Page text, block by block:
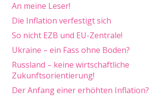
An meine Leser!
Die Inflation verfestigt sich
So nicht EZB und EU-Zentrale!
Ukraine – ein Fass ohne Boden?
Russland – keine wirtschaftliche
Zukunftsorientierung!
Der Anfang einer erhöhten Inflation?